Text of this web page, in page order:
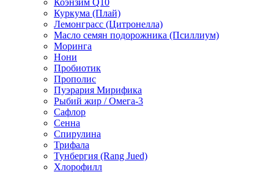
Коэнзим Q10
Куркума (Плай)
Лемонграсс (Цитронелла)
Масло семян подорожника (Псиллиум)
Моринга
Нони
Пробиотик
Прополис
Пуэрария Мирифика
Рыбий жир / Омега-3
Сафлор
Сенна
Спирулина
Трифала
Тунбергия (Rang Jued)
Хлорофилл